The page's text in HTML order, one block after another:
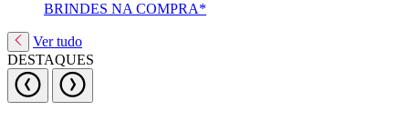
BRINDES NA COMPRA*
Ver tudo
DESTAQUES